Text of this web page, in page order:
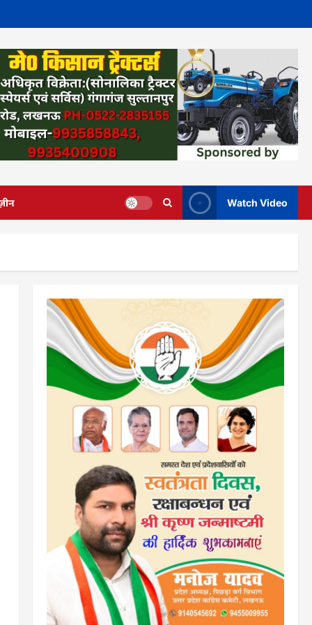
Watch Video